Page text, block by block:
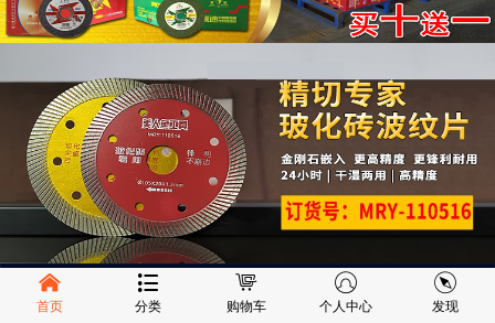
首页 分类 购物车 个人中心 发现